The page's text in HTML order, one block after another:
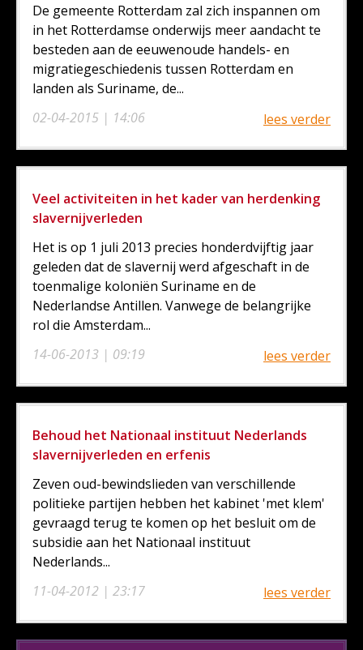
02-04-2015 | 14:06
De gemeente Rotterdam zal zich inspannen om
in het Rotterdamse onderwijs meer aandacht te
besteden aan de eeuwenoude handels- en
migratiegeschiedenis tussen Rotterdam en
landen als Suriname, de...
lees verder
Veel activiteiten in het kader van herdenking
slavernijverleden
14-06-2013 | 09:19
Het is op 1 juli 2013 precies honderdvijftig jaar
geleden dat de slavernij werd afgeschaft in de
toenmalige koloniën Suriname en de
Nederlandse Antillen. Vanwege de belangrijke
rol die Amsterdam...
lees verder
Behoud het Nationaal instituut Nederlands
slavernijverleden en erfenis
11-04-2012 | 23:17
Zeven oud-bewindslieden van verschillende
politieke partijen hebben het kabinet 'met klem'
gevraagd terug te komen op het besluit om de
subsidie aan het Nationaal instituut
Nederlands...
lees verder